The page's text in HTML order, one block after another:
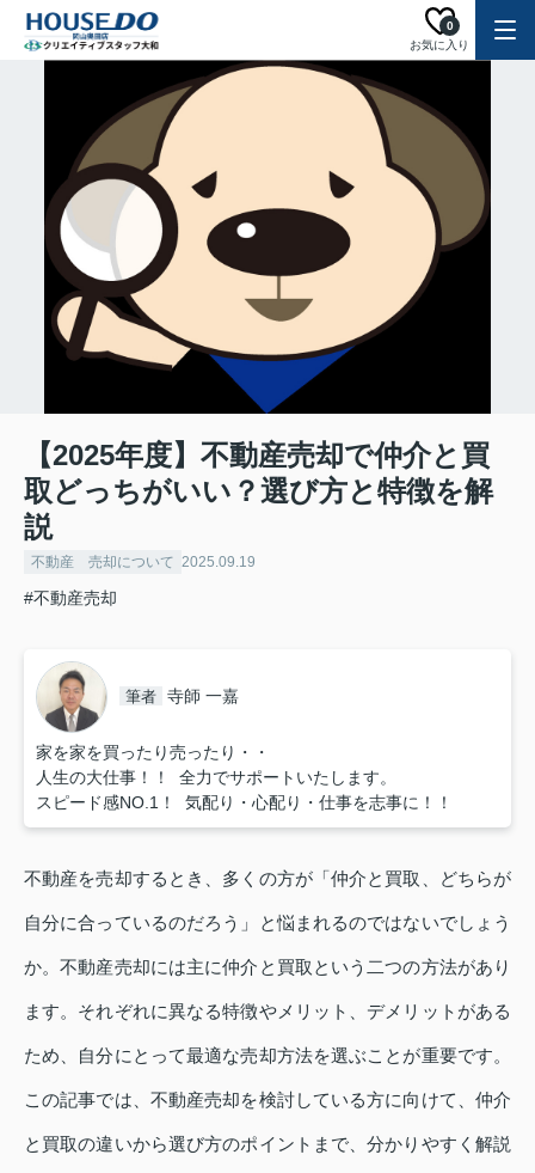
お気に入り
0
【2025年度】不動産売却で仲介と買
取どっちがいい？選び方と特徴を解
説
不動産 売却について 2025.09.19
#不動産売却
筆者 寺師 一嘉
家を家を買ったり売ったり・・
人生の大仕事！！ 全力でサポートいたします。
スピード感NO.1！ 気配り・心配り・仕事を志事に！！
不動産を売却するとき、多くの方が「仲介と買取、どちらが
自分に合っているのだろう」と悩まれるのではないでしょう
か。不動産売却には主に仲介と買取という二つの方法があり
ます。それぞれに異なる特徴やメリット、デメリットがある
ため、自分にとって最適な売却方法を選ぶことが重要です。
この記事では、不動産売却を検討している方に向けて、仲介
と買取の違いから選び方のポイントまで、分かりやすく解説